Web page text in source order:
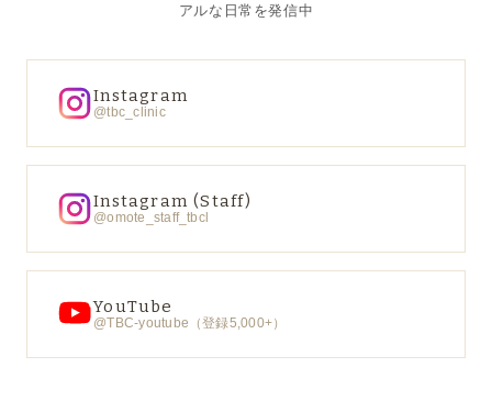
アルな日常を発信中
Instagram
@tbc_clinic
Instagram (Staff)
@omote_staff_tbcl
YouTube
@TBC-youtube（登録5,000+）